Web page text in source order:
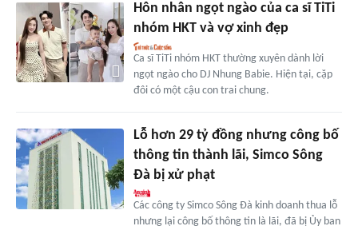
Hôn nhân ngọt ngào của ca sĩ TiTi
nhóm HKT và vợ xinh đẹp
Ca sĩ TiTi nhóm HKT thường xuyên dành lời
ngọt ngào cho DJ Nhung Babie. Hiện tại, cặp
đôi có một cậu con trai chung.
Lỗ hơn 29 tỷ đồng nhưng công bố
thông tin thành lãi, Simco Sông
Đà bị xử phạt
Các công ty Simco Sông Đà kinh doanh thua lỗ
nhưng lại công bố thông tin là lãi, đã bị Ủy ban